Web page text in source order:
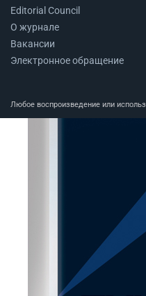
Editorial Council
О журнале
Вакансии
Электронное обращение
Любое воспроизведение или